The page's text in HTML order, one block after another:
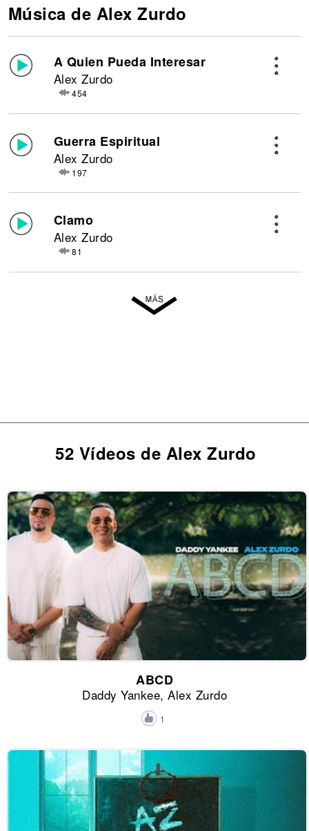
Música de Alex Zurdo
A Quien Pueda Interesar
Alex Zurdo
454
Guerra Espiritual
Alex Zurdo
197
Clamo
Alex Zurdo
81
52 Vídeos de Alex Zurdo
ABCD
Daddy Yankee, Alex Zurdo
1